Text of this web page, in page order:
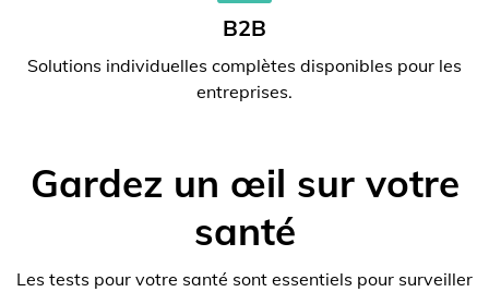
B2B
Solutions individuelles complètes disponibles pour les
entreprises.
Gardez un œil sur votre
santé
Les tests pour votre santé sont essentiels pour surveiller